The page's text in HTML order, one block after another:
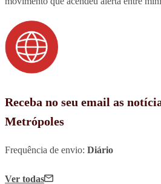
Receba no seu email as
Metrópoles
Frequência de envio: Diário
Ver todas